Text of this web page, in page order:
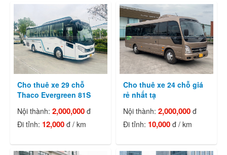
Cho thuê xe 29 chỗ
Thaco Evergreen 81S
Nội thành:2,000,000 đ
Đi tỉnh: 12,000 đ / km
Cho thuê xe 24 chỗ giá
rẻ nhất tạ
Nội thành:2,000,000 đ
Đi tỉnh: 10,000 đ / km